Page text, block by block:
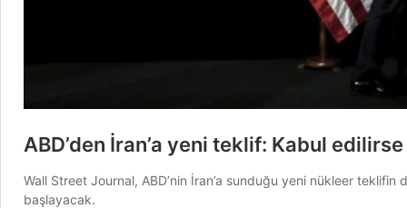
ABD’den İran’a yeni teklif: Kabul
Wall Street Journal, ABD’nin İran’a sunduğu yeni nükleer
başlayacak.